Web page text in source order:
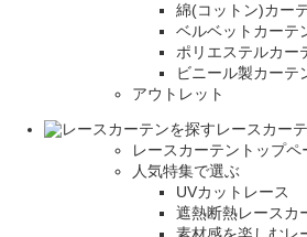
綿(コットン)カー
ベルベットカーテ
ポリエステルカー
ビニール製カーテ
アウトレット
レースカー
レースカーテントップペ
人気特集で選ぶ
UVカットレース
遮熱断熱レースカ